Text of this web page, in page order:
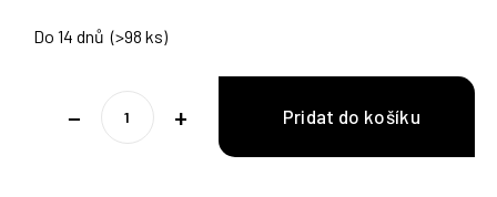
Do 14 dnů (>98 ks)
+
−